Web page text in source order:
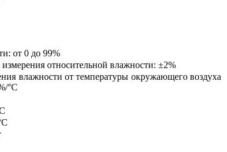
от 0 до 99%
относительной влажности: ±2%
влажности от температуры окружающего воздуха
°С